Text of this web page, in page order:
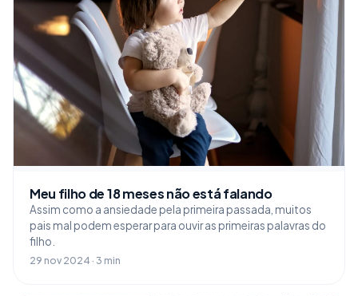
Meu filho de 18 meses não está falando
Assim como a ansiedade pela primeira passada, muitos
pais mal podem esperar para ouvir as primeiras palavras do
filho.
29 nov 2024 · 3 min